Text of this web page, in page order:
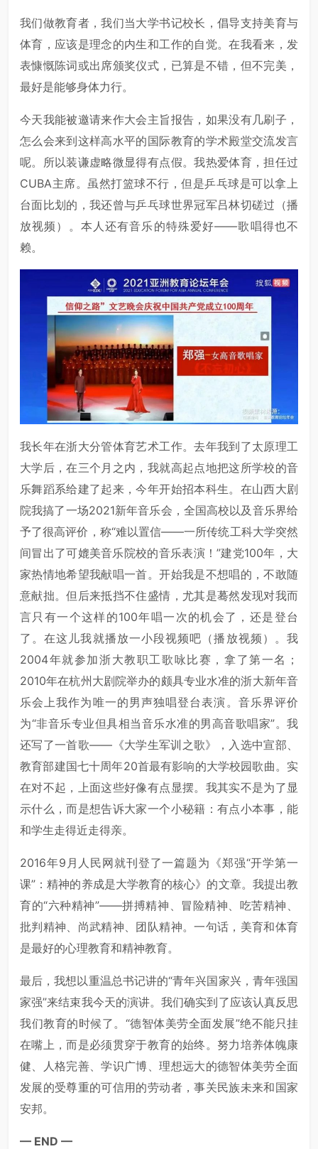
我们做教育者，我们当大学书记校长，倡导支持美育与
体育，应该是理念的内生和工作的自觉。在我看来，发
表慷慨陈词或出席颁奖仪式，已算是不错，但不完美，
最好是能够身体力行。
今天我能被邀请来作大会主旨报告，如果没有几刷子，
怎么会来到这样高水平的国际教育的学术殿堂交流发言
呢。所以装谦虚略微显得有点假。我热爱体育，担任过
CUBA主席。虽然打篮球不行，但是乒乓球是可以拿上
台面比划的，我还曾与乒乓球世界冠军吕林切磋过（播
放视频）。本人还有音乐的特殊爱好——歌唱得也不
赖。
我长年在浙大分管体育艺术工作。去年我到了太原理工
大学后，在三个月之内，我就高起点地把这所学校的音
乐舞蹈系给建了起来，今年开始招本科生。在山西大剧
院我搞了一场2021新年音乐会，全国高校以及音乐界给
予了很高评价，称“难以置信——一所传统工科大学突然
间冒出了可媲美音乐院校的音乐表演！”建党100年，大
家热情地希望我献唱一首。开始我是不想唱的，不敢随
意献拙。但后来抵挡不住盛情，尤其是蓦然发现对我而
言只有一个这样的100年唱一次的机会了，还是登台
了。在这儿我就播放一小段视频吧（播放视频）。我
2004年就参加浙大教职工歌咏比赛，拿了第一名；
2010年在杭州大剧院举办的颇具专业水准的浙大新年音
乐会上我作为唯一的男声独唱登台表演。音乐界评价
为“非音乐专业但具相当音乐水准的男高音歌唱家”。我
还写了一首歌——《大学生军训之歌》，入选中宣部、
教育部建国七十周年20首最有影响的大学校园歌曲。实
在对不起，上面这些好像有点显摆。我其实不是为了显
示什么，而是想告诉大家一个小秘籍：有点小本事，能
和学生走得近走得亲。
2016年9月人民网就刊登了一篇题为《郑强“开学第一
课”：精神的养成是大学教育的核心》的文章。我提出教
育的“六种精神”——拼搏精神、冒险精神、吃苦精神、
批判精神、尚武精神、团队精神。一句话，美育和体育
是最好的心理教育和精神教育。
最后，我想以重温总书记讲的“青年兴国家兴，青年强国
家强”来结束我今天的演讲。我们确实到了应该认真反思
我们教育的时候了。“德智体美劳全面发展”绝不能只挂
在嘴上，而是必须贯穿于教育的始终。努力培养体魄康
健、人格完善、学识广博、理想远大的德智体美劳全面
发展的受尊重的可信用的劳动者，事关民族未来和国家
安邦。
— END —